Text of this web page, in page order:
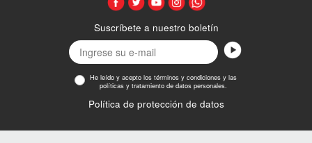
Suscríbete a nuestro boletín
He leído y acepto los términos y condiciones y las
políticas y tratamiento de datos personales.
Política de protección de datos